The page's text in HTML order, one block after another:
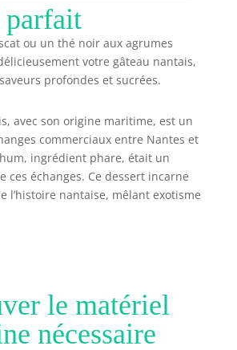
ou un thé noir aux agrumes
votre gâteau nantais,
profondes et sucrées.
avec son origine maritime, est un
commerciaux entre Nantes et
ingrédient phare, était un
ces échanges. Ce dessert incarne
l’histoire nantaise, mêlant exotisme
le matériel
nécessaire